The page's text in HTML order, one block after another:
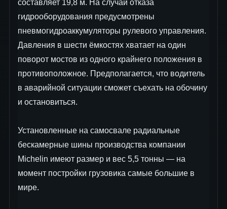
составляет 19,8 м. На случай отказа
гидрооборудования предусмотрены
пневмогидроаккумуляторы рулевого управления.
Давления в шести ёмкостях хватает на один
поворот мостов из одного крайнего положения в
противоположное. Предполагается, что водитель
в аварийной ситуации сможет съехать на обочину
и остановиться.
Установленные на самосвале радиальные
бескамерные шины производства компании
Michelin имеют размер и вес 5,5 тонны — на
момент постройки грузовика самые большие в
мире.